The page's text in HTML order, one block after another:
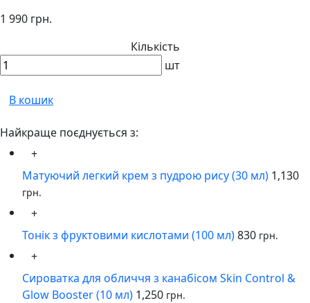
1 990 грн.
Кількість
шт
В кошик
Найкраще поєднується з:
+
Матуючий легкий крем з пудрою рису (30 мл) 1,130
грн.
+
Тонік з фруктовими кислотами (100 мл)830 грн.
+
Сироватка для обличчя з канабісом Skin Control &
Glow Booster (10 мл) 1,250 грн.